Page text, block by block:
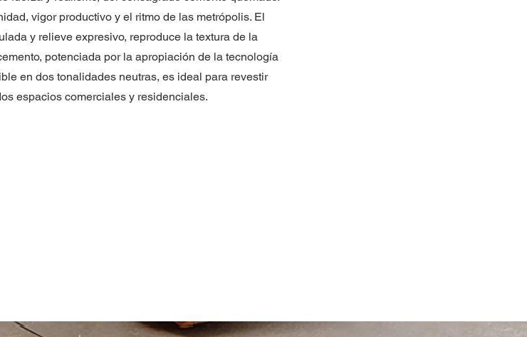
vigor productivo y el ritmo de las metrópolis. El
y relieve expresivo, reproduce la textura de la
potenciada por la apropiación de la tecnología
en dos tonalidades neutras, es ideal para revestir
espacios comerciales y residenciales.